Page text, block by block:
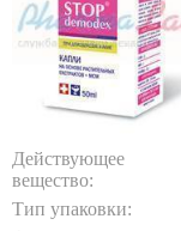
Действующее
вещество:
Тип упаковки: